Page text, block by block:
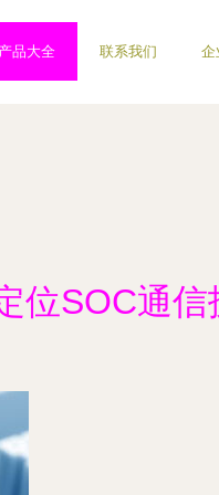
品大全 联系我们 企
位SOC通信